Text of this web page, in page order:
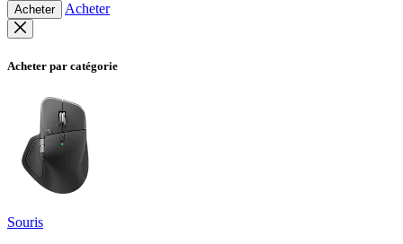
Acheter Acheter
Acheter par catégorie
Souris